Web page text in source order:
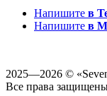
Напишите в
Напишите в
2025—2026 ©
Все права